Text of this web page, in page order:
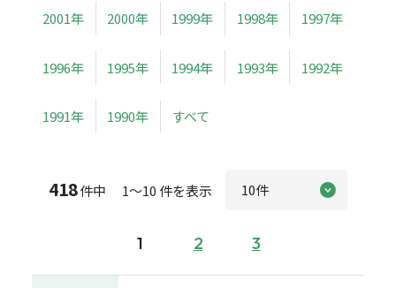
2001年 2000年 1999年 1998年 1997年
1996年 1995年 1994年 1993年 1992年
1991年 1990年 すべて
418件中 1～10 件を表示
1 2 3